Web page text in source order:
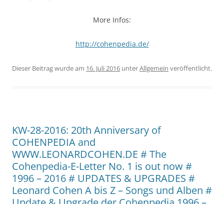
More Infos:
http://cohenpedia.de/
Dieser Beitrag wurde am 16. Juli 2016 unterAllgemein veröffentlicht.
KW-28-2016: 20th Anniversary of
COHENPEDIA and
WWW.LEONARDCOHEN.DE # The
Cohenpedia-E-Letter No. 1 is out now #
1996 – 2016 # UPDATES & UPGRADES #
Leonard Cohen A bis Z – Songs und Alben #